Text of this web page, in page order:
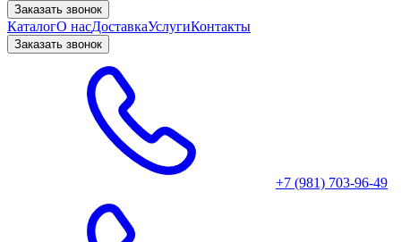
Заказать звонок
КаталогО насДоставкаУслугиКонтакты
Заказать звонок
+7 (981) 703-96-49